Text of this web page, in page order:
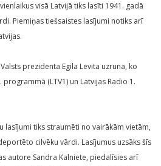
visā Latvijā tiks lasīti 1941. gadā
Piemiņas tiešsaistes lasījumi notiks arī
prezidenta Egila Levita uzruna, ko
(LTV1) un Latvijas Radio 1.
lasījumi tiks straumēti no vairākām vietām,
cilvēku vārdi. Lasījumus uzsāks šīs
autore Sandra Kalniete, piedalīsies arī